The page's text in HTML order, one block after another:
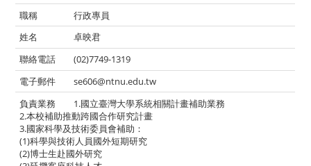
行政專員
卓映君
(02)7749-1319
se606@ntnu.edu.tw
1.國立臺灣大學系統相關計畫補助業務
2.本校補助推動跨國合作研究計畫
3.國家科學及技術委員會補助：
(1)科學與技術人員國外短期研究
(2)博士生赴國外研究